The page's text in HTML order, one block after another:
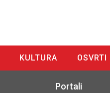
KULTURA OSVRTI
Portali